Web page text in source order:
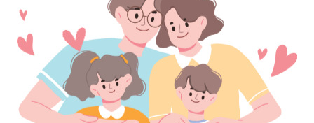
2023-07-12
readybaby-admin